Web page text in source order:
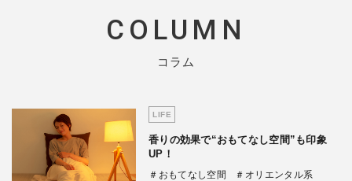
COLUMN
コラム
LIFE
香りの効果で“おもてなし空間”も印象
UP！
＃おもてなし空間
＃オリエンタル系